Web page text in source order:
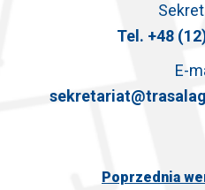
Tel. +48
E-
Poprzednia